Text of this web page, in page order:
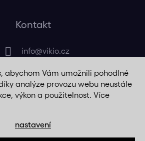
abychom Vám umožnili pohodlné
analýze provozu webu neustále
výkon a použitelnost. Více
nastavení
Kontakt
info@vikio.cz
725 320 508